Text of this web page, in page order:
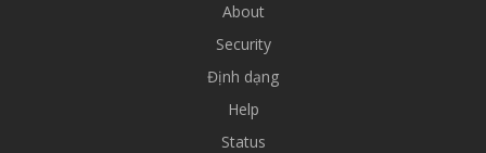
About
Security
Định dạng
Help
Status